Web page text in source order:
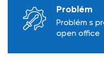
Problém
Problém s
open office